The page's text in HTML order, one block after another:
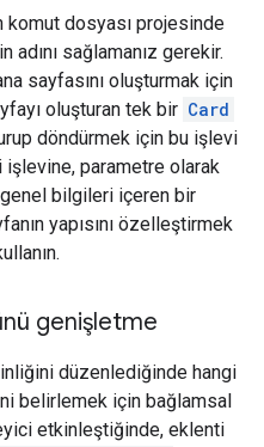
dosyası projesinde
sağlamanız gerekir.
sayfasını oluşturmak için
oluşturan tek bir Card
döndürmek için bu işlevi
işlevine, parametre olarak
bilgileri içeren bir
yapısını özelleştirmek
genişletme
düzenlediğinde hangi
belirlemek için bağlamsal
etkinleştiğinde, eklenti